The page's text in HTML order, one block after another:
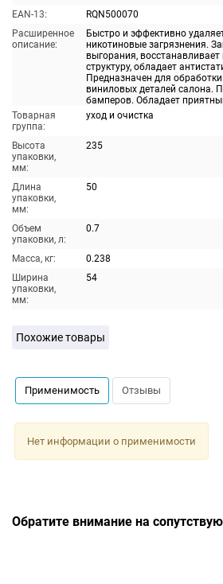
EAN-13:
RQN500070
Расширенное
описание:
Быстро и эффективно
никотиновые загрязнения.
выгорания,
структуру, обладает
Предназначен для
виниловых деталей салона.
бамперов. Обладает
Товарная
группа:
уход и очистка
Высота
упаковки,
мм:
235
Длина
упаковки,
мм:
50
Объем
упаковки, л:
0.7
Масса, кг:
0.238
Ширина
упаковки,
мм:
54
Похожие товары
Применимость Отзывы
Нет информации о применимости
Обратите внимание на